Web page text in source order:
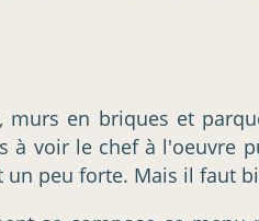
murs en briques et
à voir le chef à l'oeuvre
un peu forte. Mais il faut